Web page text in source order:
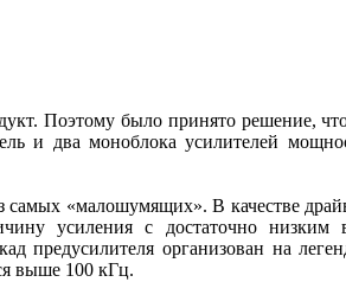
Поэтому было принято решение,
и два моноблока усилителей
самых «малошумящих». В качестве
усиления с достаточно
предусилителя организован на
выше 100 кГц.